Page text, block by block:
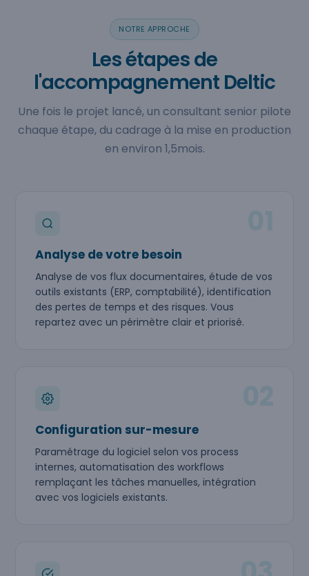
NOTRE APPROCHE
Les étapes de
l'accompagnement Deltic
Une fois le projet lancé, un consultant senior pilote
chaque étape, du cadrage à la mise en production
en environ 1,5mois.
Analyse de votre besoin
Analyse de vos flux documentaires, étude de vos
outils existants (ERP, comptabilité), identification
des pertes de temps et des risques. Vous
repartez avec un périmètre clair et priorisé.
Configuration sur-mesure
Paramétrage du logiciel selon vos process
internes, automatisation des workflows
remplaçant les tâches manuelles, intégration
avec vos logiciels existants.